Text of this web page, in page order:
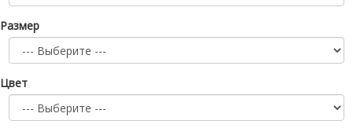
Размер
Цвет